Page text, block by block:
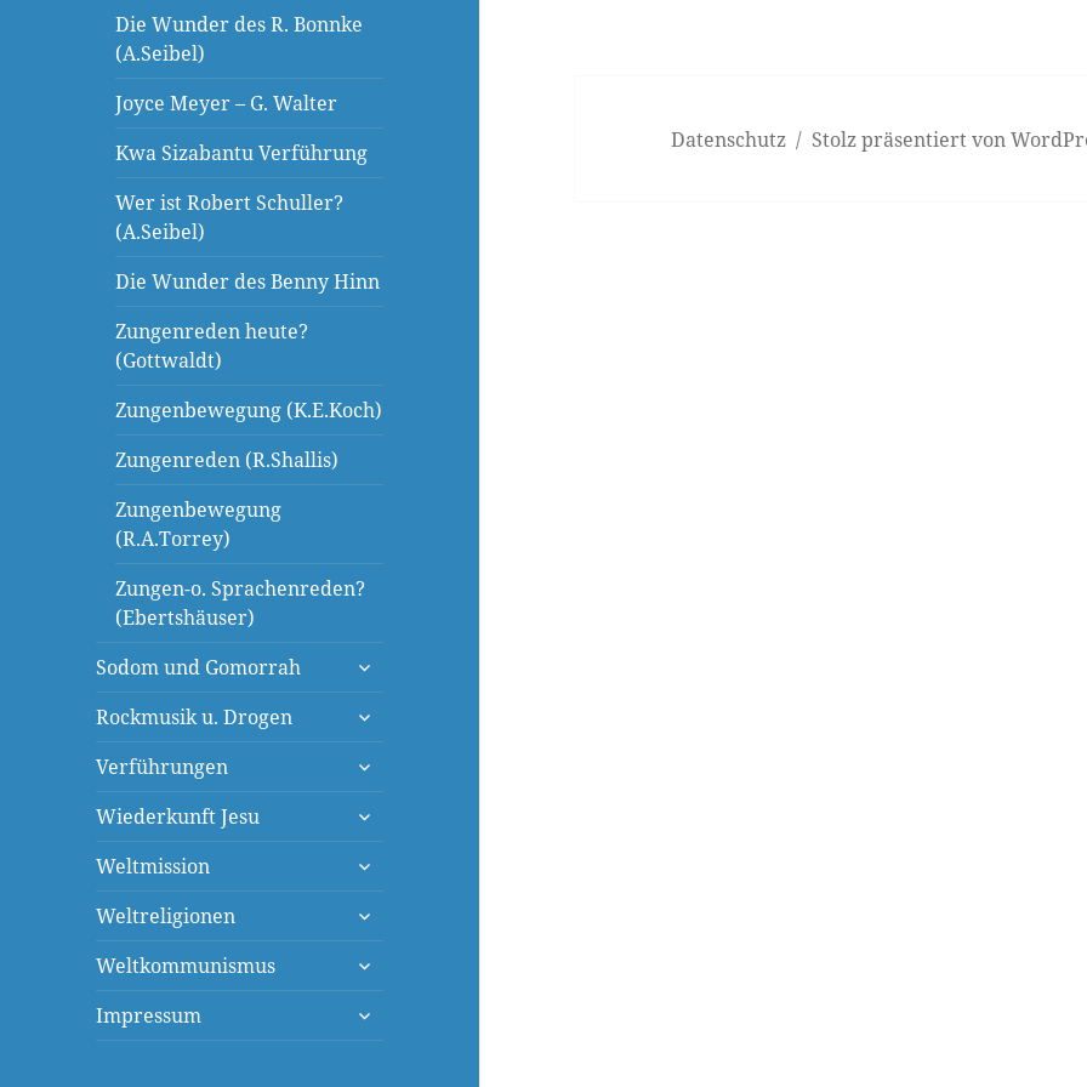
Die Wunder des R. Bonnke
(A.Seibel)
Joyce Meyer – G. Walter
Kwa Sizabantu Verführung
Wer ist Robert Schuller?
(A.Seibel)
Die Wunder des Benny Hinn
Zungenreden heute?
(Gottwaldt)
Zungenbewegung (K.E.Koch)
Zungenreden (R.Shallis)
Zungenbewegung
(R.A.Torrey)
Zungen-o. Sprachenreden?
(Ebertshäuser)
Sodom und Gomorrah
untermenü
Rockmusik u. Drogen
untermenü
Verführungen
untermenü
Wiederkunft Jesu
untermenü
Weltmission
untermenü
Weltreligionen
untermenü
Weltkommunismus
untermenü
Impressum
untermenü
Datenschutz Stolz präsentiert von